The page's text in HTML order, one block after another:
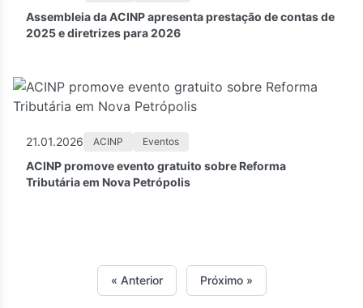
Assembleia da ACINP apresenta prestação de contas de
2025 e diretrizes para 2026
21.01.2026 ACINP Eventos
ACINP promove evento gratuito sobre Reforma
Tributária em Nova Petrópolis
« Anterior Próximo »